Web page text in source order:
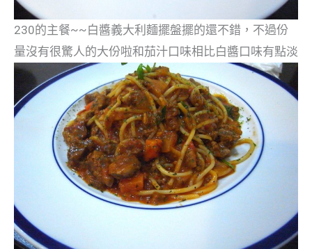
230的主餐~~白醬義大利麵擺盤擺的還不錯，不過份
量沒有很驚人的大份啦和茄汁口味相比白醬口味有點淡